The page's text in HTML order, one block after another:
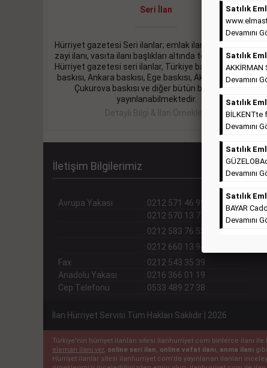
Seri İlan
Hürriyet gazetesi Seri ilanlar; emlak ilanı, eleman ilanı,
zayi ilanı, vasıta ilanı başlıkları altında toplanmaktadır.
Hürriyet gazetesi seri ilanlar, Türkiye baskısı, İstanbul
baskısı, Ankara baskısı, Ege baskısı, Akdeniz baskısı,
Çukurova baskısı ve diğer bütün bölgelerde
yayınlanabilmektedir.
Detaylı Bilgi & İlan Örnekleri
İletişim Bilgilerimiz
Avrupa Yakası : 0212 571 46 99 (pbx)
: 0212 570 13 71
: 0212 583 76 53
: 0212 660 13 94
Fax
: 0212 543 35 39
Anadolu Yakası
: 0216 366 01 19
Cep Telefonu
: 0533 489 27 38
İlan Hürriyet Servisi Tüm Hakları Saklıdır | 2026
Türkiye'nin hürriyet ilanları sitesi ilanhurriyet.com binlerce ilanı
eleman ilanı ver, online seri ilan, online vefat ilanı, anma ilanı
Hürriyet ilanlar sitesi ilanhurriyet.com'da yayınlanan ilanları
Satılık
Devamını
Satılık
Devamını
Satılık
BİLKENTte
Devamını
Satılık
Devamını
Satılık
BAYAR
Devamını